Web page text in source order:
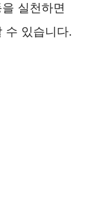
실천하면
수 있습니다.